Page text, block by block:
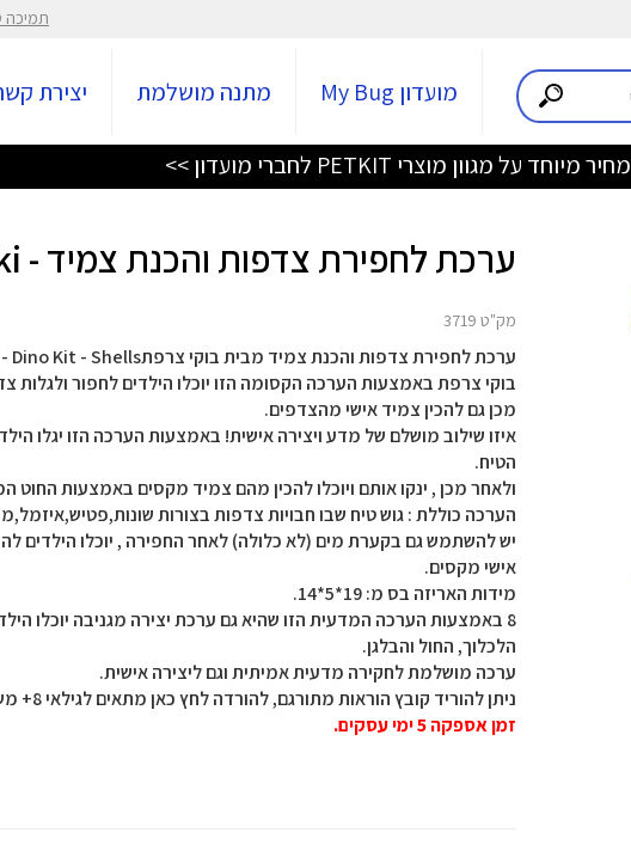
תמיכה
מועדון My Bug מתנה מושלמת יצירת
מחיר מיוחד על מגוון מוצרי PETKIT לחברי מועדון >>
ערכת לחפירת צדפות והכנת צמיד - Buki
מק"ט 3719
בוקי צרפת באמצעות הערכה הקסומה הזו יוכלו הילדים לחפור ולגלות
מכן גם להכין צמיד אישי מהצדפים.
איזו שילוב מושלם של מדע ויצירה אישית! באמצעות הערכה הזו יגלו
הטיח.
ולאחר מכן , ינקו אותם ויוכלו להכין מהם צמיד מקסים באמצעות החוט
הערכה כוללת : גוש טיח שבו חבויות צדפות בצורות
יש להשתמש גם בקערת מים (לא כלולה) לאחר החפירה , יוכלו הילדים
אישי מקסים.
מידות האריזה בס מ: 19*5*14.
8 באמצעות הערכה המדעית הזו שהיא גם ערכת יצירה מגניבה יוכלו
הלכלוך, החול והבלגן.
ערכה מושלמת לחקירה מדעית אמיתית וגם ליצירה אישית.
ניתן להוריד קובץ הוראות מתורגם, להורדה לחץ כאן מתאים לגילאי 8+ משתתפים: 1+
זמן אספקה 5 ימי עסקים.